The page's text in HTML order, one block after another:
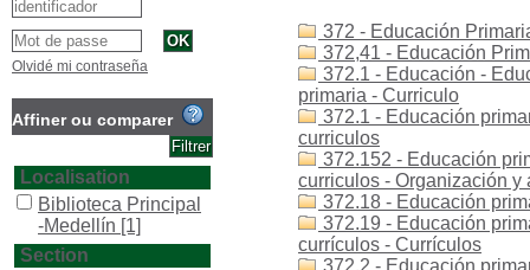
372 - Educación
372,41 - Educación
372.1 - Educación -
primaria - Curriculo
372.1 - Educación
curriculos
372.152 - Educación
curriculos - Organización y
372.18 - Educación
372.19 - Educación
currículos - Currículos
372.2 - Educación
Olvidé mi contraseña
Affiner ou comparer
Localisation
Biblioteca Principal
-Medellín [1]
Section